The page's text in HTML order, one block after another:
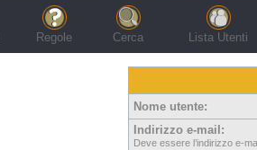
Regole Cerca Lista Utenti
Nome utente:
Indirizzo e-mail:
Deve essere l’indirizzo e-